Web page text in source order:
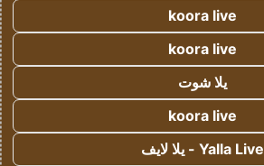
koora live
koora live
يلا شوت
koora live
Yalla Live - يلا لايف